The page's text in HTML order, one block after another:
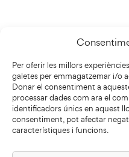
Per oferir les millors
galetes per emmagatzemar i/o
Donar el consentiment a
processar dades com ara el
identificadors únics en aquest
consentiment, pot afectar
característiques i funcions.